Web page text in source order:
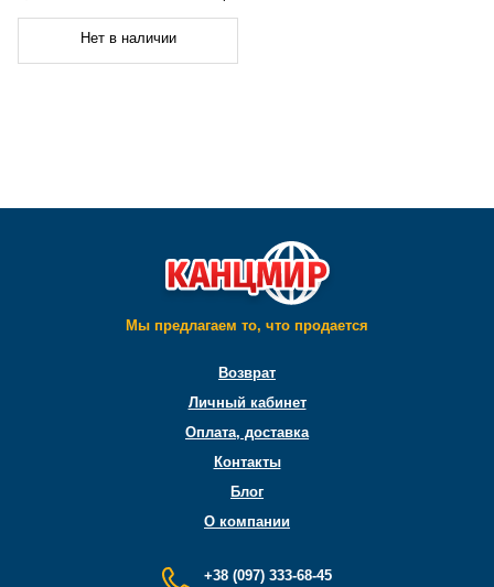
Нет в наличии
Мы предлагаем то, что продается
Возврат
Личный кабинет
Оплата, доставка
Контакты
Блог
О компании
+38 (097) 333-68-45